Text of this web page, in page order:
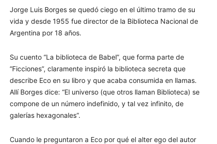
Jorge Luis Borges se quedó ciego en el último tramo de su
vida y desde 1955 fue director de la Biblioteca Nacional de
Argentina por 18 años.
Su cuento “La biblioteca de Babel”, que forma parte de
“Ficciones”, claramente inspiró la biblioteca secreta que
describe Eco en su libro y que acaba consumida en llamas.
Allí Borges dice: “El universo (que otros llaman Biblioteca) se
compone de un número indefinido, y tal vez infinito, de
galerías hexagonales”.
Cuando le preguntaron a Eco por qué el alter ego del autor